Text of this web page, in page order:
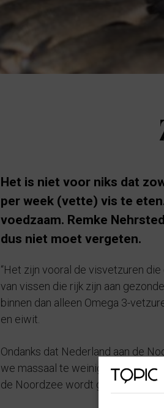
Het is niet voor niks dat
per week (vette) vis te
voedzaam. Remke
dus niet moet vergeten.
“Het zijn vooral de visvetzuren
van vissen die rijk zijn aan
binnen dan alleen Omega 3-
en eiwit.
Ondanks dat Nederland aan de
we massaal te weinig vis.
de Noordzee wordt geëxporteerd.”